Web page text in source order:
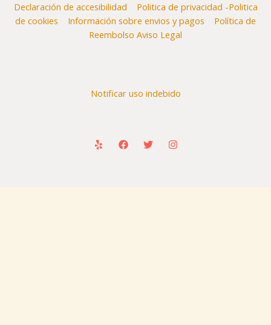
Declaración de accesibilidad Politica de privacidad -Politica
de cookies Información sobre envios y pagos Política de
Reembolso Aviso Legal
Notificar uso indebido